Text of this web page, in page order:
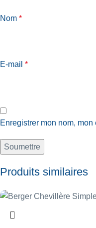
Nom *
E-mail *
Enregistrer mon nom,
Produits similaires